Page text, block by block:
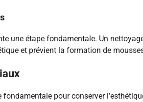
une étape fondamentale. Un
et prévient la formation de
pour conserver